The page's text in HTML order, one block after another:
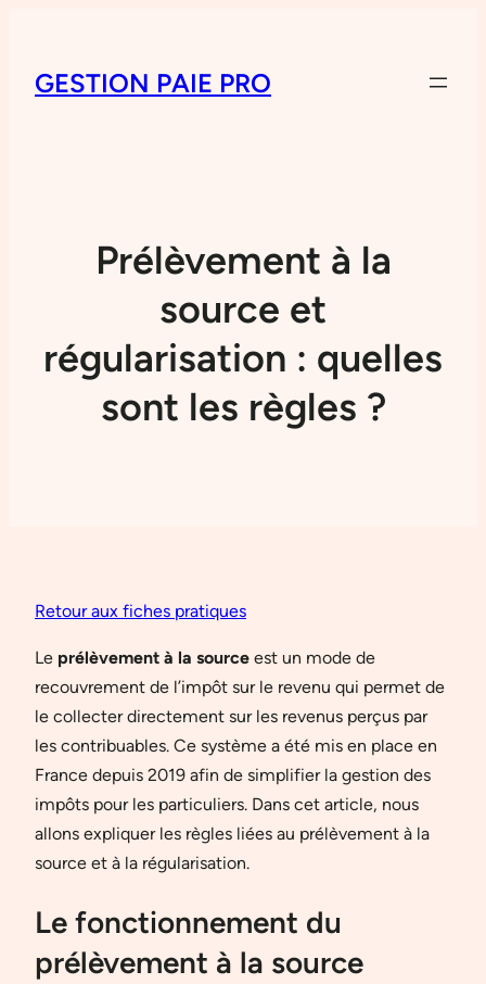
GESTION PAIE PRO
Prélèvement à la
source et
régularisation : quelles
sont les règles ?
Retour aux fiches pratiques
Le prélèvement à la source est un mode de
recouvrement de l’impôt sur le revenu qui permet de
le collecter directement sur les revenus perçus par
les contribuables. Ce système a été mis en place en
France depuis 2019 afin de simplifier la gestion des
impôts pour les particuliers. Dans cet article, nous
allons expliquer les règles liées au prélèvement à la
source et à la régularisation.
Le fonctionnement du
prélèvement à la source